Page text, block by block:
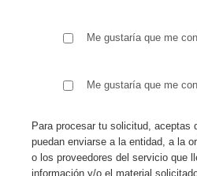
Me gustaría que me
Me gustaría que me
Para procesar tu solicitud, aceptas
puedan enviarse a la entidad, a la
o los proveedores del servicio que
información y/o el material